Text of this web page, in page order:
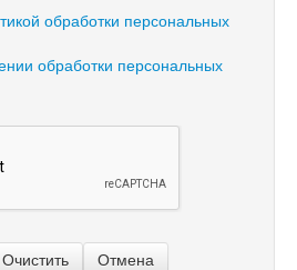
обработки персональных
обработки персональных
Очистить Отмена